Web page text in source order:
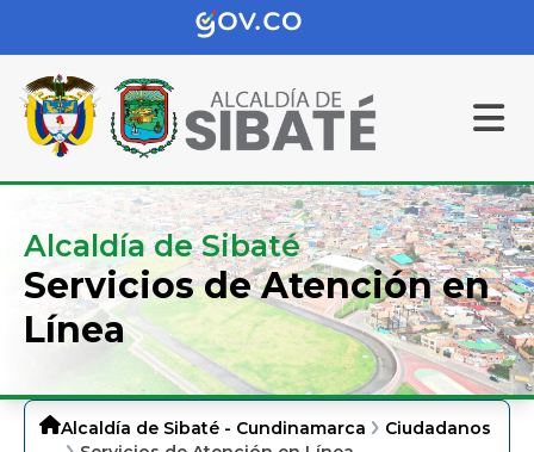
Alcaldía de Sibaté
Servicios de Atención en
Línea
Alcaldía de Sibaté - Cundinamarca
Ciudadanos